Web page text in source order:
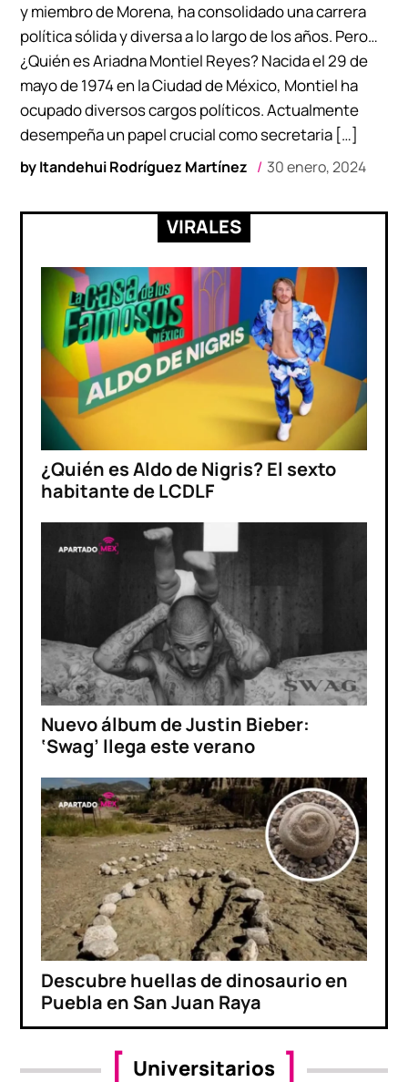
byItandehui Rodríguez Martínez 30 enero, 2024
y miembro de Morena, ha consolidado una carrera
política sólida y diversa a lo largo de los años. Pero…
¿Quién es Ariadna Montiel Reyes? Nacida el 29 de
mayo de 1974 en la Ciudad de México, Montiel ha
ocupado diversos cargos políticos. Actualmente
desempeña un papel crucial como secretaria […]
VIRALES
¿Quién es Aldo de Nigris? El sexto
habitante de LCDLF
Nuevo álbum de Justin Bieber:
‘Swag’ llega este verano
Descubre huellas de dinosaurio en
Puebla en San Juan Raya
Universitarios